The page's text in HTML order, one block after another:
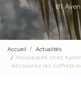
81
Accueil
Actualités
Nouveauté chez
découvrez les coffrets